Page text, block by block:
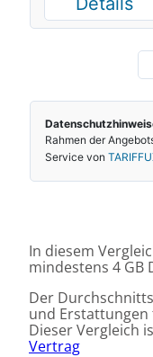
In diesem
mindestens 4 GB
Der
und Erstattungen
Dieser Vergleich
Vertrag